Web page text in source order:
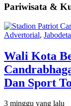
Pariwisata &
Advertorial,
Wali Kota
Dan Sport
3 minggu yang lalu